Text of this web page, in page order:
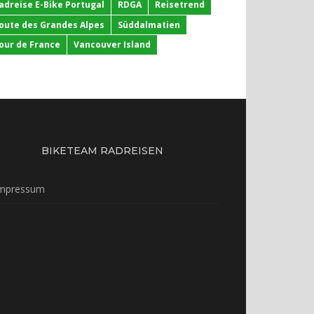
E-Bike Portugal
RDGA
Reisetrend
des Grandes Alpes
Süddalmatien
de France
Vancouver Island
BIKETEAM RADREISEN